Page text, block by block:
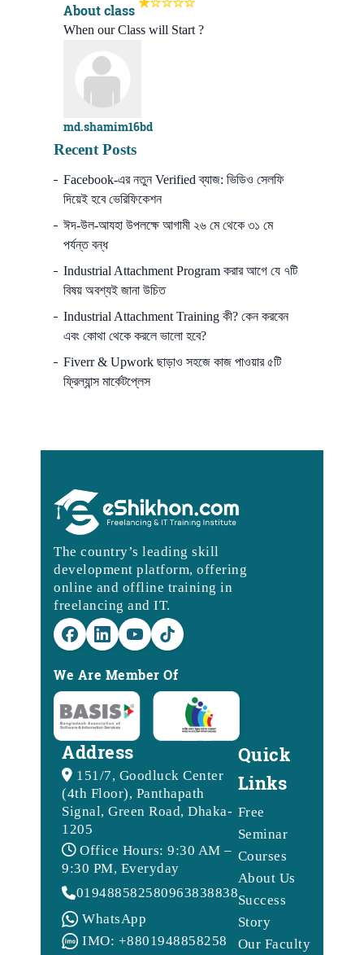
About class
When our Class will Start ?
md.shamim16bd
Recent Posts
Facebook-এর নতুন Verified ব্যাজ: ভিডিও সেলফি
দিয়েই হবে ভেরিফিকেশন
ঈদ-উল-আযহা উপলক্ষে আগামী ২৬ মে থেকে ৩১ মে
পর্যন্ত বন্ধ
Industrial Attachment Program করার আগে যে ৭টি
বিষয় অবশ্যই জানা উচিত
Industrial Attachment Training কী? কেন করবেন
এবং কোথা থেকে করলে ভালো হবে?
Fiverr & Upwork ছাড়াও সহজে কাজ পাওয়ার ৫টি
ফ্রিল্যান্স মার্কেটপ্লেস
The country’s leading skill
development platform, offering
online and offline training in
freelancing and IT.
We Are Member Of
Address
151/7, Goodluck Center
(4th Floor), Panthapath
Signal, Green Road, Dhaka-
1205
Office Hours: 9:30 AM –
9:30 PM, Everyday
0194885825809638388388
WhatsApp
IMO: +8801948858258
Quick
Links
Free
Seminar
Courses
About Us
Success
Story
Our Faculty